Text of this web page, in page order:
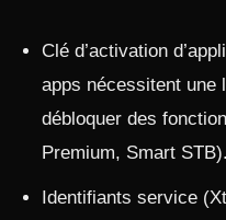
Clé d’activation
apps nécessitent une
débloquer des
Premium, Smart STB).
Identifiants service